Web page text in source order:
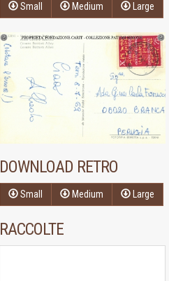
Small Medium Large
DOWNLOAD RETRO
Small Medium Large
RACCOLTE